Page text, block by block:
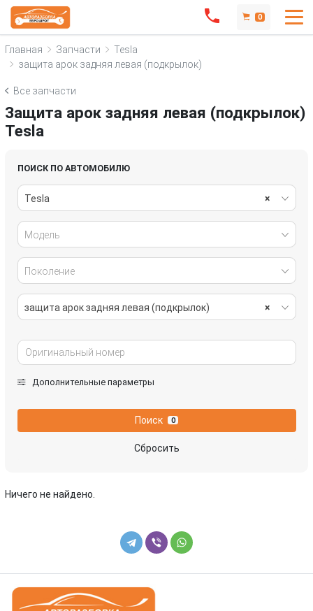
0
Главная Запчасти
Tesla
защита арок задняя левая (подкрылок)
Все запчасти
Защита арок задняя левая (подкрылок)
Tesla
ПОИСК ПО АВТОМОБИЛЮ
×
Tesla
Модель
Поколение
×
защита арок задняя левая (подкрылок)
Дополнительные параметры
Поиск 0
Сбросить
Ничего не найдено.